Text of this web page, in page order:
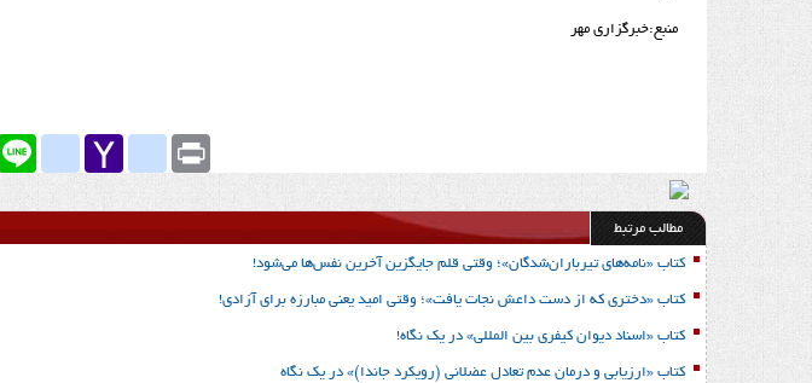
منبع:خبرگزاري مهر
Line
Yahoo
yahoo_messenger Print
مطالب مرتبط
کتاب «نامه‌های تیرباران‌شدگان»؛ وقتی قلم جایگزین آخرین نفس‌ها می‌شود!
کتاب «دختری که از دست داعش نجات یافت»؛ وقتی امید یعنی مبارزه برای آزادی!
کتاب «اسناد دیوان کیفری بین المللی» در یک نگاه!
کتاب «ارزیابی و درمان عدم تعادل عضلانی (رویکرد جاندا)» در یک نگاه